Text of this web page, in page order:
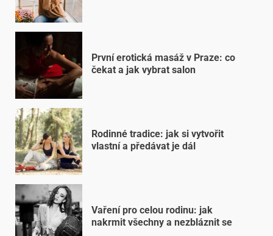
První erotická masáž v Praze: co
čekat a jak vybrat salon
Rodinné tradice: jak si vytvořit
vlastní a předávat je dál
Vaření pro celou rodinu: jak
nakrmit všechny a nezbláznit se